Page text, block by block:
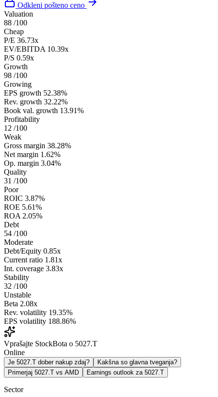
Odkleni pošteno ceno
Valuation
88 /100
Cheap
P/E 36.73x
EV/EBITDA 10.39x
P/S 0.59x
Growth
98 /100
Growing
EPS growth 52.38%
Rev. growth 32.22%
Book val. growth 13.91%
Profitability
12 /100
Weak
Gross margin 38.28%
Net margin 1.62%
Op. margin 3.04%
Quality
31 /100
Poor
ROIC 3.87%
ROE 5.61%
ROA 2.05%
Debt
54 /100
Moderate
Debt/Equity 0.85x
Current ratio 1.81x
Int. coverage 3.83x
Stability
32 /100
Unstable
Beta 2.08x
Rev. volatility 19.35%
EPS volatility 188.86%
Vprašajte StockBota o 5027.T
Online
Je 5027.T dober nakup zdaj?
Kakšna so glavna tveganja?
Primerjaj 5027.T vs AMD
Earnings outlook za 5027.T
Sector